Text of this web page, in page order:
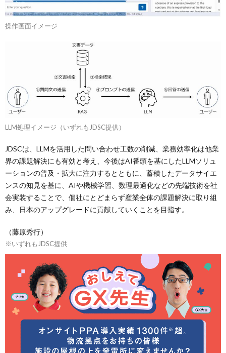
操作画面イメージ
LLM処理イメージ（いずれもJDSC提供）
JDSCは、LLMを活用した問い合わせ工数の削減、業務効率化は他業
界の課題解決にも有効と考え、今後はAI番頭を基にしたLLMソリュ
ーションの普及・拡大に注力するとともに、蓄積したデータサイエ
ンスの知見を基に、AIや機械学習、数理最適化などの先端技術を社
会実装することで、個社にとどまらず産業全体の課題解決に取り組
み、日本のアップグレードに貢献していくことを目指す。
（藤原秀行）
※いずれもJDSC提供